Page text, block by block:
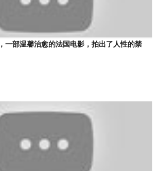
一部温馨治愈的法国电影，拍出了人性的禁